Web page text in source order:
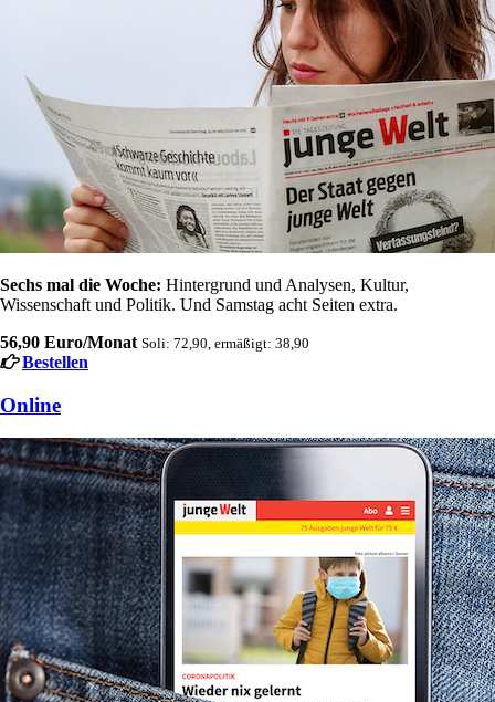
Sechs mal die Woche: Hintergrund und Analysen, Kultur,
Wissenschaft und Politik. Und Samstag acht Seiten extra.
56,90 Euro/Monat Soli: 72,90, ermäßigt: 38,90
Bestellen
Online